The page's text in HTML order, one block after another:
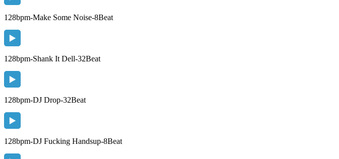
128bpm-Make Some Noise-8Beat
128bpm-Shank It Dell-32Beat
128bpm-DJ Drop-32Beat
128bpm-DJ Fucking Handsup-8Beat